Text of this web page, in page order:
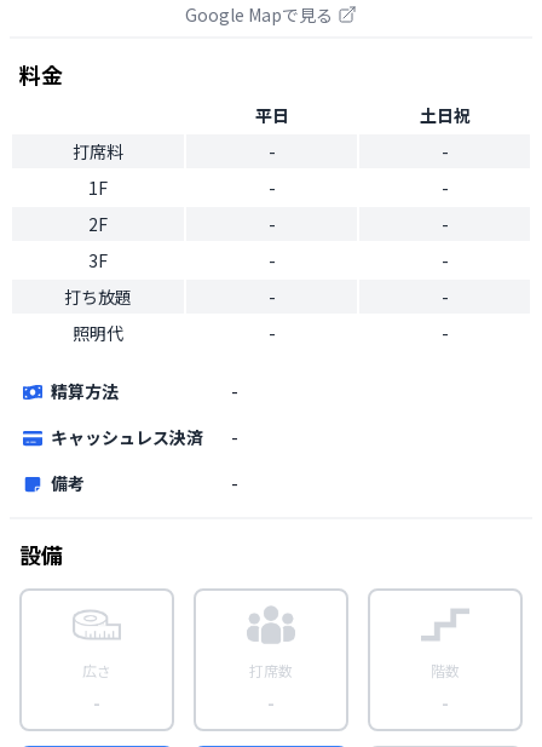
Google Mapで見る
料金
平日
土日祝
打席料
-
-
1F
-
-
2F
-
-
3F
-
-
打ち放題
-
-
照明代
- -
精算方法
-
キャッシュレス決済
-
備考
-
設備
広さ
-
打席数
-
階数
-